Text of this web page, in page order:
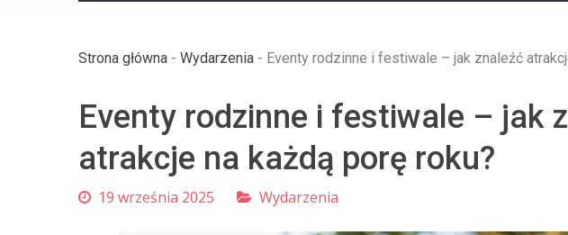
Strona główna - Wydarzenia - Eventy rodzinne i festiwale – jak znaleźć
Eventy rodzinne i festiwale – jak
atrakcje na każdą porę roku?
19 września 2025 Wydarzenia